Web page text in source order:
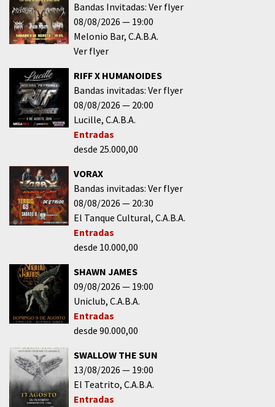
Bandas Invitadas: Ver flyer
08/08/2026
19:00
Melonio Bar C.A.B.A.
Ver flyer
RIFF X HUMANOIDES
Bandas invitadas: Ver flyer
08/08/2026
20:00
Lucille C.A.B.A.
Entradas
desde 25.000,00
VORAX
Bandas invitadas: Ver flyer
08/08/2026
20:30
El Tanque Cultural C.A.B.A.
Entradas
desde 10.000,00
SHAWN JAMES
09/08/2026
19:00
Uniclub C.A.B.A.
Entradas
desde 90.000,00
SWALLOW THE SUN
13/08/2026
19:00
El Teatrito C.A.B.A.
Entradas